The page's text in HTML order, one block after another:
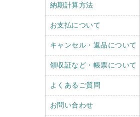
納期計算方法
お支払について
キャンセル・返品について
領収証など・帳票について
よくあるご質問
お問い合わせ